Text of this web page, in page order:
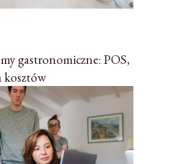
gastronomiczne: POS,
kosztów